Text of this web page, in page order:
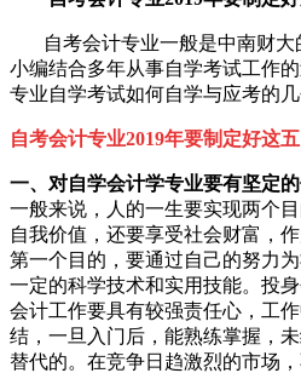
自考会计专业一般是中南财大
小编结合多年从事自学考试工作
专业自学考试如何自学与应考的几
自考会计专业2019年要制定好这
一、对自学会计学专业要有坚定
一般来说，人的一生要实现两个
自我价值，还要享受社会财富，
第一个目的，要通过自己的努力
一定的科学技术和实用技能。投
会计工作要具有较强责任心，工
结，一旦入门后，能熟练掌握，
替代的。在竞争日趋激烈的市场